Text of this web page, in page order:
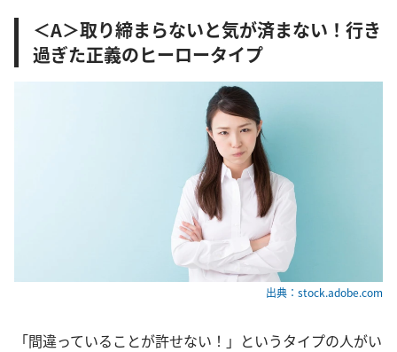
＜A＞取り締まらないと気が済まない！行き
過ぎた正義のヒーロータイプ
出典：stock.adobe.com
「間違っていることが許せない！」というタイプの人がい